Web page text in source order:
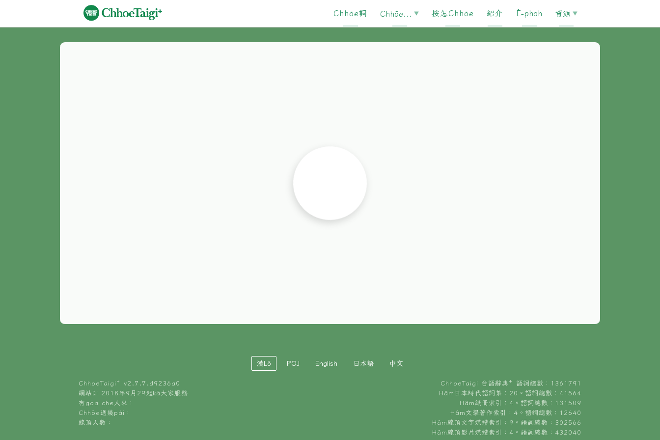
Chhōe詞 Chhōe... 按怎Chhōe 紹介 È-phoh 資源
漢Lô POJ English 日本語 中文
ChhoeTaigi⁺ v2.7.7.d9236a0
網站ùi 2018年9月29起kā大家服務
有gōa chē人來：
Chhōe過幾pái：
線頂人數：
ChhoeTaigi 台語辭典⁺ 語詞總數：1361791
Hâm日本時代語詞集：20。語詞總數：41564
Hâm紙冊索引：4。語詞總數：131509
Hâm文學著作索引：4。語詞總數：12640
Hâm線頂文字媒體索引：9。語詞總數：302566
Hâm線頂影片媒體索引：4。語詞總數：432040